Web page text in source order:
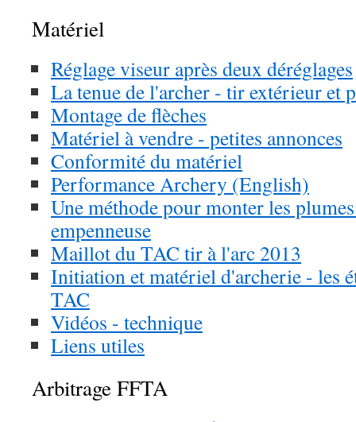
Matériel
Réglage viseur après deux déréglages
La tenue de l'archer - tir extérieur et
Montage de flèches
Matériel à vendre - petites annonces
Conformité du matériel
Performance Archery (English)
Une méthode pour monter les
empenneuse
Maillot du TAC tir à l'arc 2013
Initiation et matériel d'archerie - les
TAC
Vidéos - technique
Liens utiles
Arbitrage FFTA